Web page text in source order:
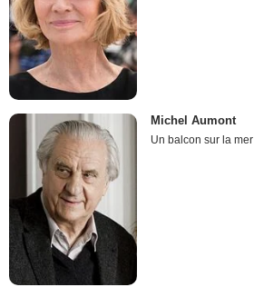
Michel Aumont
Un balcon sur la mer